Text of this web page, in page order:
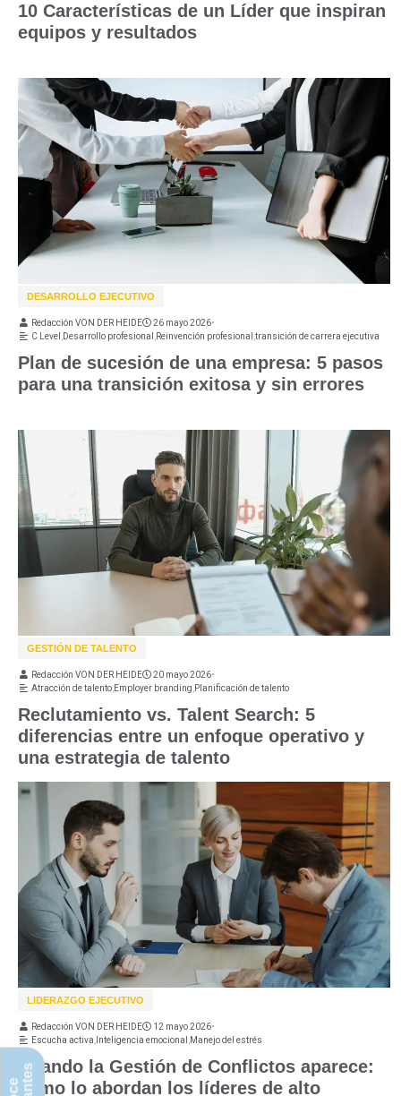
10 Características de un Líder que inspiran
equipos y resultados
DESARROLLO EJECUTIVO
Plan de sucesión de una empresa: 5 pasos
para una transición exitosa y sin errores
Redacción VON DER HEIDE 26 mayo 2026•
C Level ,Desarrollo profesional ,Reinvención profesional ,transición de carrera ejecutiva
GESTIÓN DE TALENTO
Reclutamiento vs. Talent Search: 5
diferencias entre un enfoque operativo y
una estrategia de talento
Redacción VON DER HEIDE 20 mayo 2026•
Atracción de talento,Employer branding,Planificación de talento
LIDERAZGO EJECUTIVO
Cuando la Gestión de Conflictos aparece:
cómo lo abordan los líderes de alto
Redacción VON DER HEIDE 12 mayo 2026•
Escucha activa,Inteligencia emocional ,Manejo del estrés